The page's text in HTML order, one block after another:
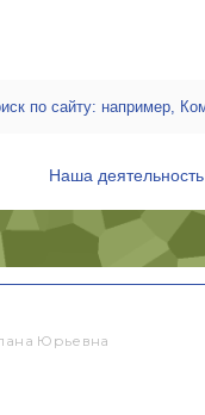
Наша деятельность
Юрьевна